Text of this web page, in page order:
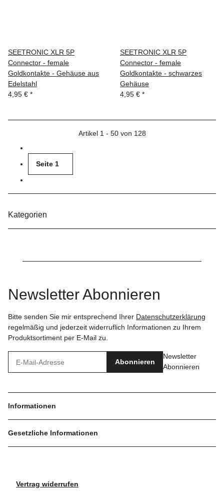
SEETRONIC XLR 5P
Connector - female
Goldkontakte - Gehäuse aus
Edelstahl
4,95 € *
SEETRONIC XLR 5P
Connector - female
Goldkontakte - schwarzes
Gehäuse
4,95 € *
Artikel 1 - 50 von 128
Seite 1
Kategorien
Newsletter Abonnieren
Bitte senden Sie mir entsprechend Ihrer Datenschutzerklärung
regelmäßig und jederzeit widerruflich Informationen zu Ihrem
Produktsortiment per E-Mail zu.
Abonnieren
Newsletter
Abonnieren
Informationen
Gesetzliche Informationen
Vertrag widerrufen